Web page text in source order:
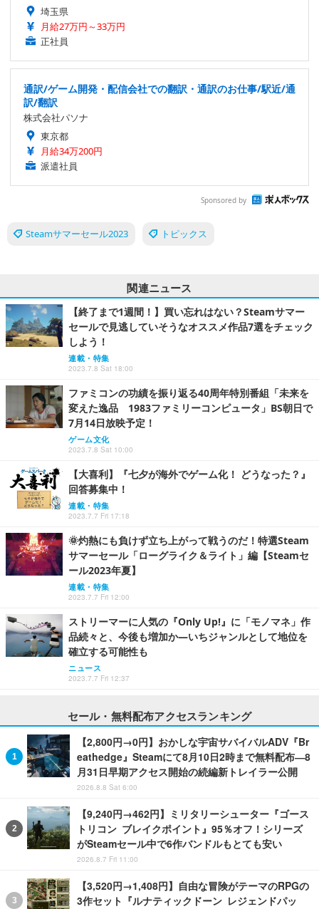
埼玉県
月給27万円～33万円
正社員
通訳/ゲーム開発・配信会社での翻訳・通訳のお仕事/駅近/通
訳/翻訳
株式会社パソナ
東京都
月給34万200円
派遣社員
Sponsored by
Steamサマーセール2023 トピックス
関連ニュース
【終了まで1週間！】買い忘れはない？Steamサマー
セールで見逃していそうなオススメ作品7選をチェック
しよう！
連載・特集
2023.7.8 Sat 18:00
ファミコンの功績を振り返る40周年特別番組「未来を
変えた逸品 1983ファミリーコンピュータ」BS朝日で
7月14日放映予定！
ゲーム文化
2023.7.8 Sat 10:00
【大喜利】『七夕が海外でゲーム化！ どうなった？』
回答募集中！
連載・特集
2023.7.7 Fri 17:18
🌞灼熱にも負けず立ち上がって戦うのだ！特選Steam
サマーセール「ローグライク＆ライト」編【Steamセ
ール2023年夏】
連載・特集
2023.7.7 Fri 12:00
ストリーマーに人気の『Only Up!』に「モノマネ」作
品続々と、今後も増加か―いちジャンルとして地位を
確立する可能性も
ニュース
2023.7.7 Fri 12:37
セール・無料配布アクセスランキング
【2,800円→0円】おかしな宇宙サバイバルADV『Br
eathedge』Steamにて8月10日2時まで無料配布―8
月31日早期アクセス開始の続編新トレイラー公開
2026.8.8 Sat 6:00
【9,240円→462円】ミリタリーシューター『ゴース
トリコン ブレイクポイント』95％オフ！シリーズ
がSteamセール中で6作バンドルもとても安い
2026.8.7 Fri 11:00
【3,520円→1,408円】自由な冒険がテーマのRPGの
3作セット『ルナティックドーン レジェンドパッ